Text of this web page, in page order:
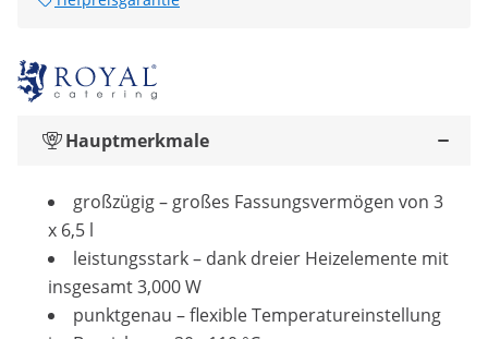
Hauptmerkmale
großzügig – großes Fassungsvermögen von 3
x 6,5 l
leistungsstark – dank dreier Heizelemente mit
insgesamt 3,000 W
punktgenau – flexible Temperatureinstellung